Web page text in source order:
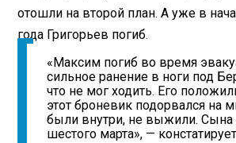
отошли на второй план. А уже в
года Григорьев погиб.
«Максим погиб во время
сильное ранение в ноги под
что не мог ходить. Его
этот броневик подорвался на
были внутри, не выжили. Сына
шестого марта», —